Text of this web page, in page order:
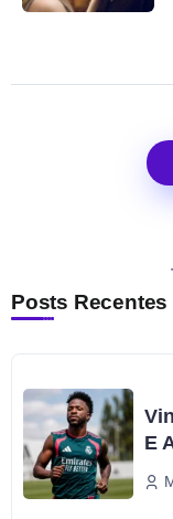
Posts Recentes
E